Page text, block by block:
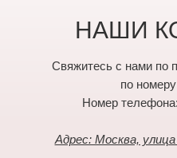
НАШИ
Свяжитесь с нами по
по
Номер телефона:
Адрес: Москва,